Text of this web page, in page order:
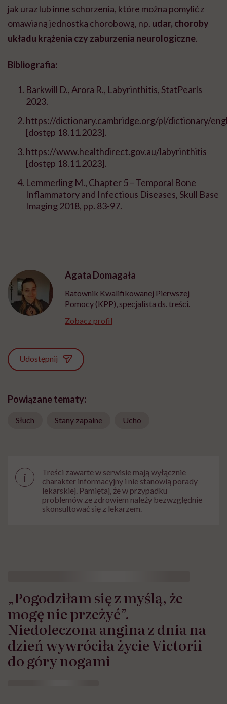
jak uraz lub inne schorzenia, które można pomylić z
omawianą jednostką chorobową, np. udar, choroby
układu krążenia czy zaburzenia neurologiczne.
Bibliografia:
Barkwill D., Arora R., Labyrinthitis, StatPearls
2023.
https://dictionary.cambridge.org/pl/dictionary/
[dostęp 18.11.2023].
https://www.healthdirect.gov.au/labyrinthitis
[dostęp 18.11.2023].
Lemmerling M., Chapter 5 – Temporal Bone
Inflammatory and Infectious Diseases, Skull Base
Imaging 2018, pp. 83-97.
Agata Domagała
Ratownik Kwalifikowanej Pierwszej
Pomocy (KPP), specjalista ds. treści.
Zobacz profil
Udostępnij
Powiązane tematy:
Słuch Stany zapalne Ucho
i
Treści zawarte w serwisie mają wyłącznie
charakter informacyjny i nie stanowią porady
lekarskiej. Pamiętaj, że w przypadku
problemów ze zdrowiem należy bezwzględnie
skonsultować się z lekarzem.
„Pogodziłam się z myślą, że
mogę nie przeżyć”.
Niedoleczona angina z dnia na
dzień wywróciła życie Victorii
do góry nogami